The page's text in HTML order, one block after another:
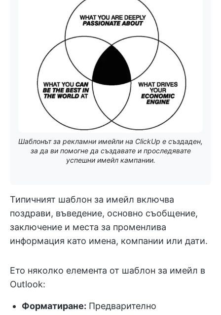
Шаблонът за рекламни имейли на ClickUp е създаден,
за да ви помогне да създавате и проследявате
успешни имейл кампании.
Типичният шаблон за имейл включва
поздрави, въведение, основно съобщение,
заключение и места за променлива
информация като имена, компании или дати.
Ето няколко елемента от шаблон за имейл в
Outlook:
Форматиране: Предварително